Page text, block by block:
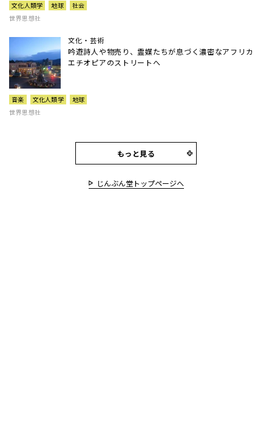
文化人類学 地球
社会
世界思想社
文化・芸術
吟遊詩人や物売り、霊媒たちが息づく濃密なアフリカ
エチオピアのストリートへ
音楽 文化人類学
地球
世界思想社
もっと見る
じんぶん堂トップページへ